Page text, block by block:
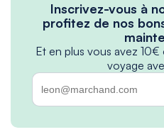
Inscrivez-vous à
profitez de nos
Et en plus vous avez
voyage